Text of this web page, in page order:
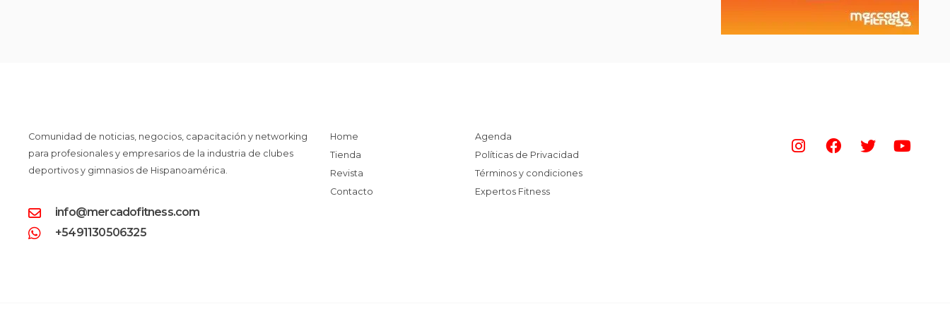
Comunidad de noticias, negocios, capacitación y networking
para profesionales y empresarios de la industria de clubes
deportivos y gimnasios de Hispanoamérica.
info@mercadofitness.com
+5491130506325
Home
Tienda
Revista
Contacto
Agenda
Políticas de Privacidad
Términos y condiciones
Expertos Fitness